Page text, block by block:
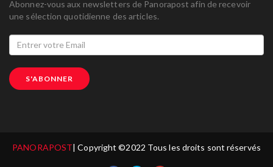
Abonnez-vous aux newsletters de Panorapost afin de recevoir
une sélection quotidienne des articles.
S'ABONNER
PANORAPOST| Copyright ©2022 Tous les droits sont réservés